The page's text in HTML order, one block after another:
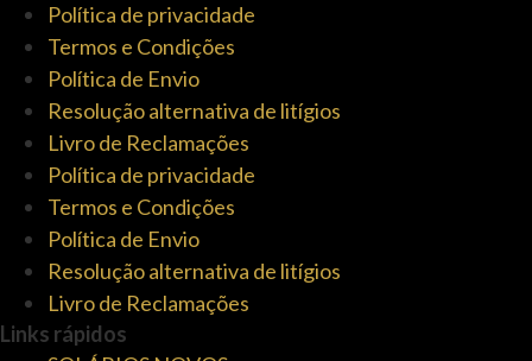
Política de privacidade
Termos e Condições
Política de Envio
Resolução alternativa de litígios
Livro de Reclamações
Política de privacidade
Termos e Condições
Política de Envio
Resolução alternativa de litígios
Livro de Reclamações
Links rápidos